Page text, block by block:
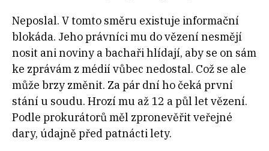
Neposlal. V tomto směru existuje informační
blokáda. Jeho právníci mu do vězení nesmějí
nosit ani noviny a bachaři hlídají, aby se on sám
ke zprávám z médií vůbec nedostal. Což se ale
může brzy změnit. Za pár dní ho čeká první
stání u soudu. Hrozí mu až 12 a půl let vězení.
Podle prokurátorů měl zpronevěřit veřejné
dary, údajně před patnácti lety.